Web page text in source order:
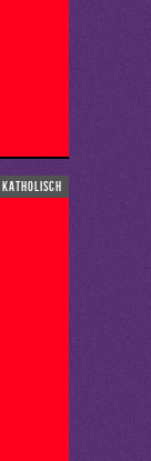
katholisch